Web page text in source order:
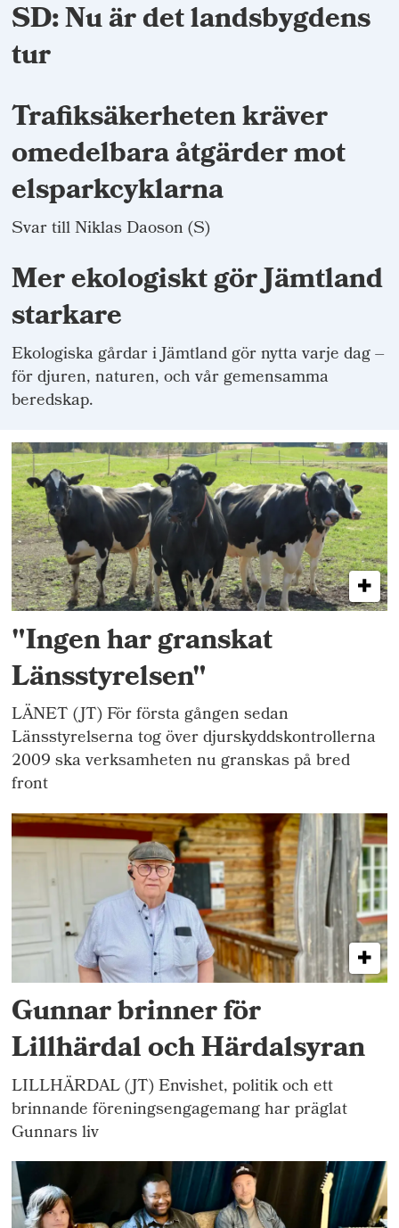
SD: Nu är det landsbygdens
tur
Trafiksäkerheten kräver
omedelbara åtgärder mot
elsparkcyklarna
Svar till Niklas Daoson (S)
Mer ekologiskt gör Jämtland
starkare
Ekologiska gårdar i Jämtland gör nytta varje dag –
för djuren, naturen, och vår gemensamma
beredskap.
"Ingen har granskat
Länsstyrelsen"
LÄNET (JT) För första gången sedan
Länsstyrelserna tog över djurskyddskontrollerna
2009 ska verksamheten nu granskas på bred
front
Gunnar brinner för
Lillhärdal och Härdalsyran
LILLHÄRDAL (JT) Envishet, politik och ett
brinnande föreningsengagemang har präglat
Gunnars liv